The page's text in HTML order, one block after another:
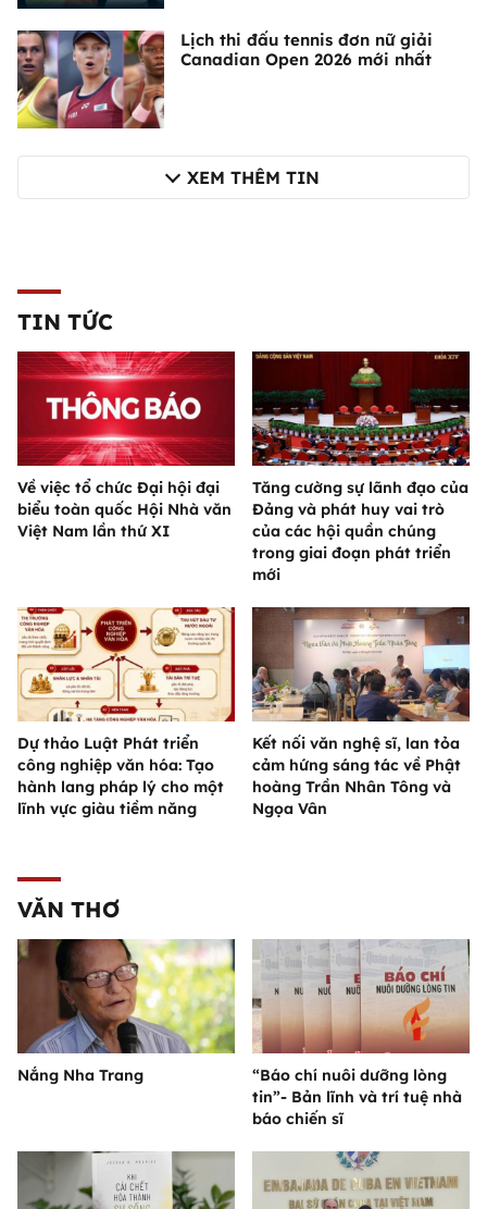
Lịch thi đấu tennis đơn nữ giải
Canadian Open 2026 mới nhất
XEM THÊM TIN
TIN TỨC
Về việc tổ chức Đại hội đại
biểu toàn quốc Hội Nhà văn
Việt Nam lần thứ XI
Tăng cường sự lãnh đạo của
Đảng và phát huy vai trò
của các hội quần chúng
trong giai đoạn phát triển
mới
Dự thảo Luật Phát triển
công nghiệp văn hóa: Tạo
hành lang pháp lý cho một
lĩnh vực giàu tiềm năng
Kết nối văn nghệ sĩ, lan tỏa
cảm hứng sáng tác về Phật
hoàng Trần Nhân Tông và
Ngọa Vân
VĂN THƠ
Nắng Nha Trang
“Báo chí nuôi dưỡng lòng
tin”- Bản lĩnh và trí tuệ nhà
báo chiến sĩ